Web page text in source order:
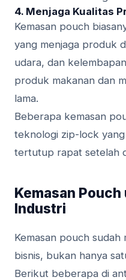
4. Menjaga Kualitas
Kemasan pouch
yang menjaga produk
udara, dan
produk makanan dan
lama.
Beberapa kemasan
teknologi zip-lock
tertutup rapat setelah
Kemasan
Industri
Kemasan pouch
bisnis, bukan hanya
Berikut beberapa di